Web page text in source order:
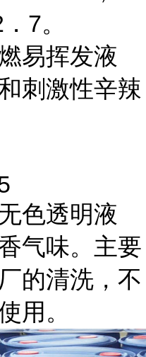
．7。
易挥发液
刺激性辛辣
色透明液
气味。主要
的清洗，不
用。